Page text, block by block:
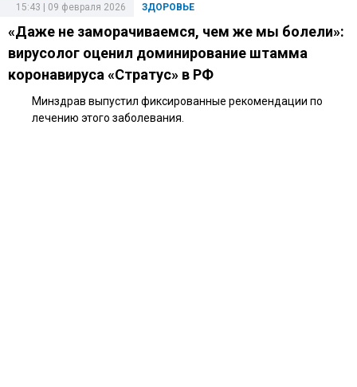
ЗДОРОВЬЕ
15:43 | 09 февраля 2026
«Даже не заморачиваемся, чем же мы болели»:
вирусолог оценил доминирование штамма
коронавируса «Стратус» в РФ
Минздрав выпустил фиксированные рекомендации по
лечению этого заболевания.